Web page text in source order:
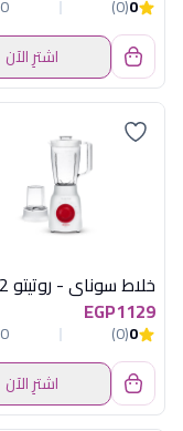
0
(0)
0 تم البيع
اشترِ الآن
EGP1129
0
(0)
0 تم البيع
اشترِ الآن